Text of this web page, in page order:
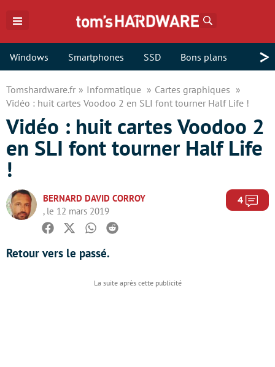
Windows Smartphones SSD Bons plans >
Tomshardware.fr Informatique
Cartes graphiques
Vidéo : huit cartes Voodoo 2 en SLI font tourner Half Life !
Vidéo : huit cartes Voodoo 2
en SLI font tourner Half Life
!
BERNARD DAVID CORROY
, le 12 mars 2019
4
Facebook
TwitterWhatsapp
Reddit
Retour vers le passé.